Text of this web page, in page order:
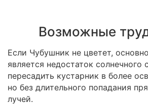
Возможные
Если Чубушник не цветет,
является недостаток солнечного
пересадить кустарник в более
но без длительного попадания
лучей.